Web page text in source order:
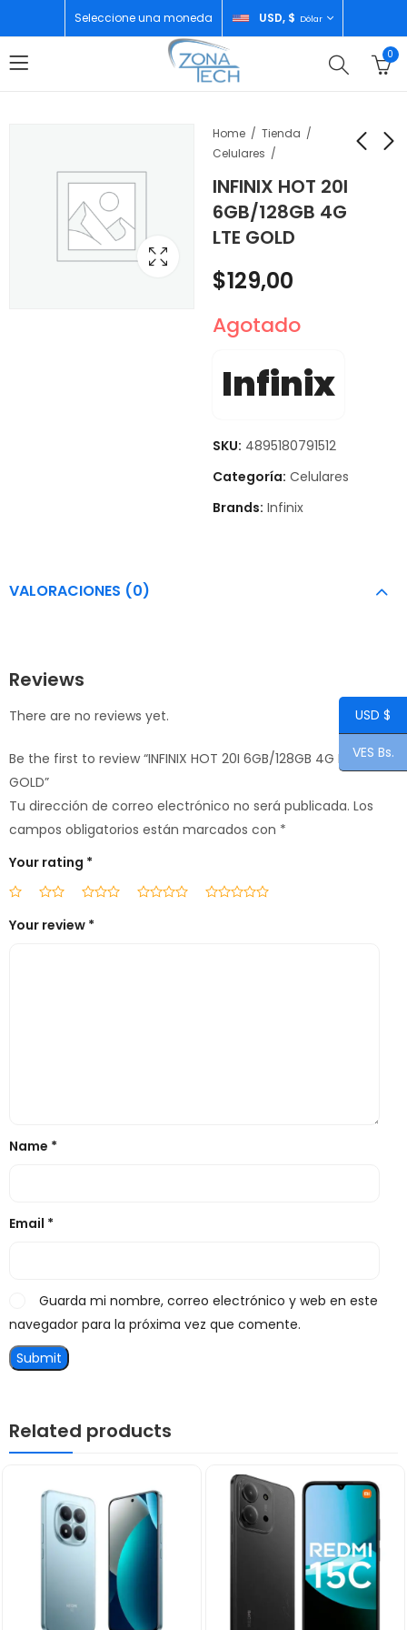
Seleccione una moneda USD, $ Dólar
0
Home
Tienda
Celulares
INFINIX HOT 20I
6GB/128GB 4G
LTE GOLD
INFINIX HOT 20I
6GB/128GB 4G LTE
BLACK
$129,00
8GB/128GB SONIC
BLACK
$129,00
$129,00
Agotado
Infinix
SKU: 4895180791512
Categoría: Celulares
Brands: Infinix
VALORACIONES (0)
Reviews
There are no reviews yet.
Be the first to review “INFINIX HOT 20I 6GB/128GB 4G LTE
GOLD”
Tu dirección de correo electrónico no será publicada. Los
campos obligatorios están marcados con *
Your rating *
Your review *
Name *
Email *
Guarda mi nombre, correo electrónico y web en este
navegador para la próxima vez que comente.
Related products
USD $
VES Bs.